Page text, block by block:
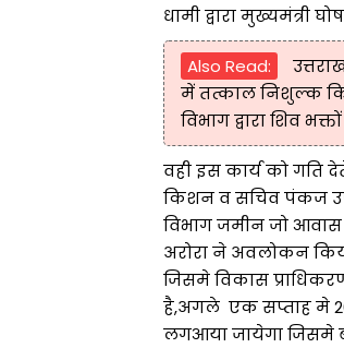
धामी द्वारा मुख्यमंत्री
Also Read:
में तत्काल निशुल्क
विभाग द्वारा शिव
वही इस कार्य को गति
किशन व सचिव पंकज
विभाग जमीन जो आवास
अरोरा ने अवलोकन
जिसमे विकास
है,अगले एक सप्ताह मे 200
लगआया जायेगा जिसमे